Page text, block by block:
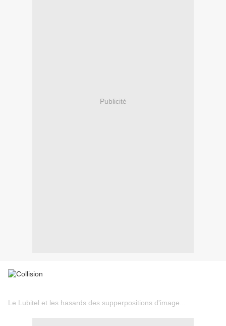
Publicité
Le Lubitel et les hasards des supperpositions d'image...